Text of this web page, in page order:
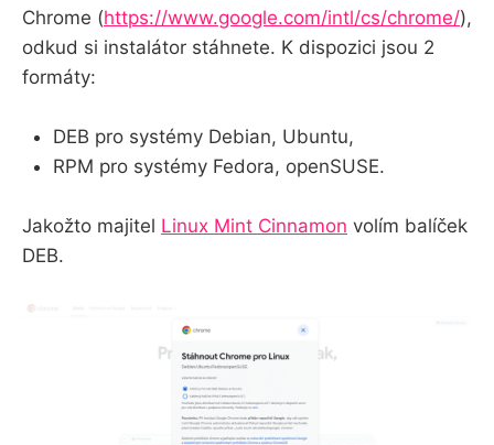
Chrome (https://www.google.com/intl/cs/chrome/),
odkud si instalátor stáhnete. K dispozici jsou 2
formáty:
DEB pro systémy Debian, Ubuntu,
RPM pro systémy Fedora, openSUSE.
Jakožto majitel Linux Mint Cinnamon volím balíček
DEB.